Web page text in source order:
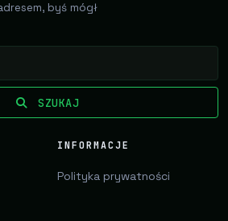
byś mógł
SZUKAJ
INFORMACJE
Polityka prywatności